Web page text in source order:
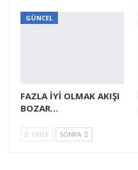
GÜNCEL
FAZLA İYİ OLMAK AKIŞI
BOZAR…
ÖNCE SONRA